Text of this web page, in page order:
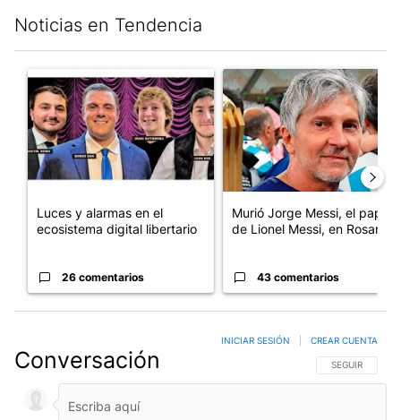
Noticias en Tendencia
Un artículo de tendencia con el título "Luces y alarmas en el
Luces y alarmas en el
ecosistema digital libertario
26 comentarios
Un artículo de tendencia con
Murió Jorge Messi, el papá
de Lionel Messi, en Rosario
43 comentarios
Conversación SIGA ESTA
SEGUIR
INICIAR SESIÓN CREAR CUENTA